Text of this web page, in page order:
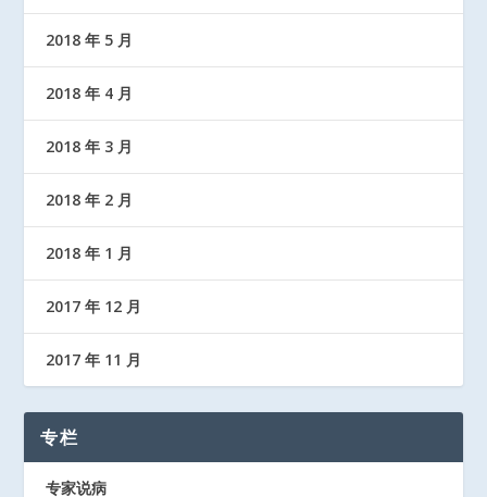
2018 年 5 月
2018 年 4 月
2018 年 3 月
2018 年 2 月
2018 年 1 月
2017 年 12 月
2017 年 11 月
专栏
专家说病